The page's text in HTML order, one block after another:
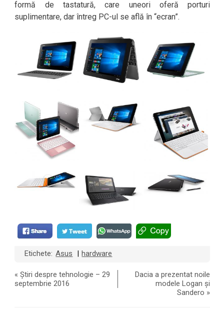
formă de tastatură, care uneori oferă porturi
suplimentare, dar întreg PC-ul se află în “ecran”.
Etichete: Asus hardware
«Știri despre tehnologie – 29
septembrie 2016
Dacia a prezentat noile
modele Logan și
Sandero »